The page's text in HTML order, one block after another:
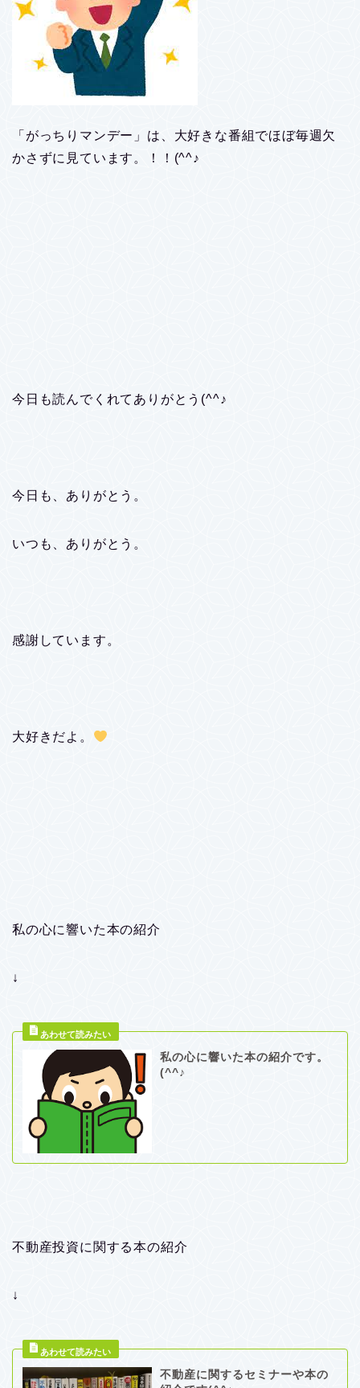
「がっちりマンデー」は、大好きな番組でほぼ毎週欠
かさずに見ています。！！(^^♪
今日も読んでくれてありがとう(^^♪
今日も、ありがとう。
いつも、ありがとう。
感謝しています。
大好きだよ。
私の心に響いた本の紹介
↓
私の心に響いた本の紹介です。
(^^♪
不動産投資に関する本の紹介
↓
不動産に関するセミナーや本の